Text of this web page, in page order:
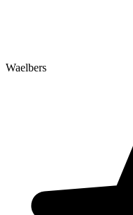
Waelbers